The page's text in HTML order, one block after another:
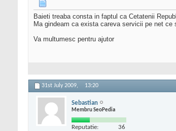
Baieti treaba consta in faptul ca Cetatenii
Ma gindeam ca exista careva servicii pe net
Va multumesc pentru ajutor
31st July 2009, 13:20
Sebastian
Membru SeoPedia
Reputatie: 36